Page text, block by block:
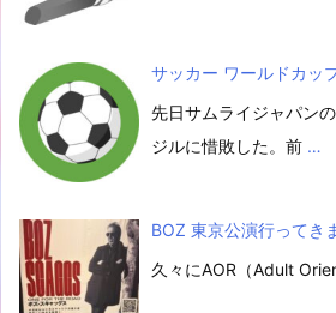
サッカー ワールドカッ
先日サムライジャパン
ジルに惜敗した。前 …
BOZ 東京公演行ってき
久々にAOR（Adult